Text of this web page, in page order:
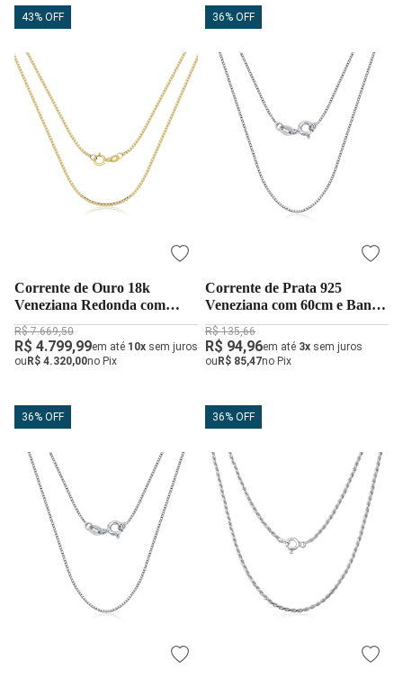
43% OFF
Corrente de Ouro 18k
Veneziana Redonda com
45cm
R$ 7.669,50
R$ 4.799,99em até 10x sem juros
ou R$ 4.320,00no Pix
36% OFF
Corrente de Prata 925
Veneziana com 60cm e Banho
de Ródio
R$ 135,66
R$ 94,96em até 3x sem juros
ou R$ 85,47no Pix
36% OFF 36% OFF